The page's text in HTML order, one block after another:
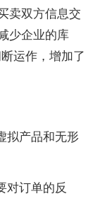
卖双方信息交
少企业的库
运作，增加了
产品和无形
订单的反